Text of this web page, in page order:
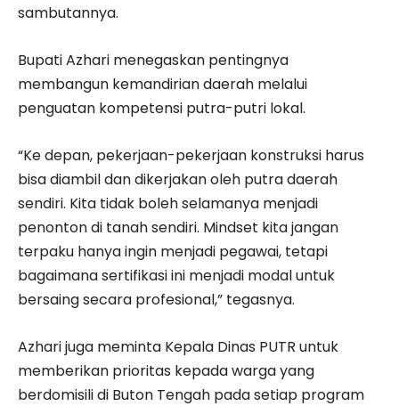
sambutannya.
Bupati Azhari menegaskan pentingnya
membangun kemandirian daerah melalui
penguatan kompetensi putra-putri lokal.
“Ke depan, pekerjaan-pekerjaan konstruksi harus
bisa diambil dan dikerjakan oleh putra daerah
sendiri. Kita tidak boleh selamanya menjadi
penonton di tanah sendiri. Mindset kita jangan
terpaku hanya ingin menjadi pegawai, tetapi
bagaimana sertifikasi ini menjadi modal untuk
bersaing secara profesional,” tegasnya.
Azhari juga meminta Kepala Dinas PUTR untuk
memberikan prioritas kepada warga yang
berdomisili di Buton Tengah pada setiap program